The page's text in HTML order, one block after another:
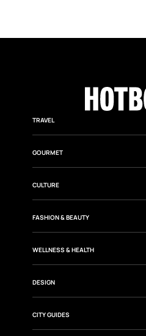
TRAVEL
GOURMET
CULTURE
FASHION & BEAUTY
WELLNESS & HEALTH
DESIGN
CITY GUIDES